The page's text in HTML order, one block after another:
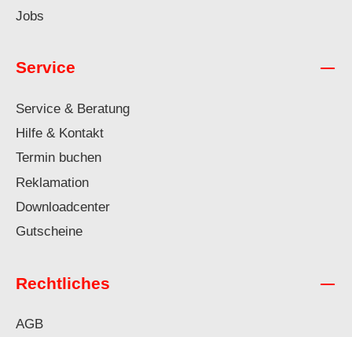
Jobs
Service
Service & Beratung
Hilfe & Kontakt
Termin buchen
Reklamation
Downloadcenter
Gutscheine
Rechtliches
AGB